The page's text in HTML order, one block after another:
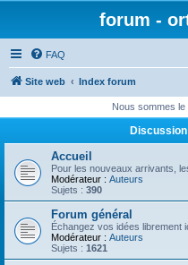
forum -
FAQ
Site web Index forum
Nous sommes le
Accueil
Pour les nouveaux arrivants,
Modérateur : Auteurs
Sujets : 390
Forum général
Échangez vos idées librement
Modérateur : Auteurs
Sujets : 1621